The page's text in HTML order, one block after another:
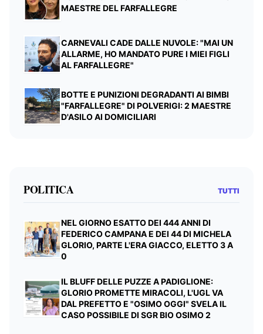
MAESTRE DEL FARFALLEGRE
CARNEVALI CADE DALLE NUVOLE: "MAI UN
ALLARME, HO MANDATO PURE I MIEI FIGLI
AL FARFALLEGRE"
BOTTE E PUNIZIONI DEGRADANTI AI BIMBI
"FARFALLEGRE" DI POLVERIGI: 2 MAESTRE
D'ASILO AI DOMICILIARI
POLITICA TUTTI
NEL GIORNO ESATTO DEI 444 ANNI DI
FEDERICO CAMPANA E DEI 44 DI MICHELA
GLORIO, PARTE L'ERA GIACCO, ELETTO 3 A
0
IL BLUFF DELLE PUZZE A PADIGLIONE:
GLORIO PROMETTE MIRACOLI, L'UGL VA
DAL PREFETTO E "OSIMO OGGI" SVELA IL
CASO POSSIBILE DI SGR BIO OSIMO 2